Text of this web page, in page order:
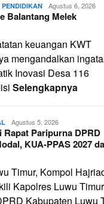
admin
Agustus 6, 2026
Balantang Melek
keuangan KWT
mengandalkan
Inovasi Desa 116
Selengkapnya
admin
Agustus 5, 2026
Paripurna DPRD
KUA-PPAS 2027
Timur, Kompol
Kapolres Luwu Timur
Kabupaten Luwu